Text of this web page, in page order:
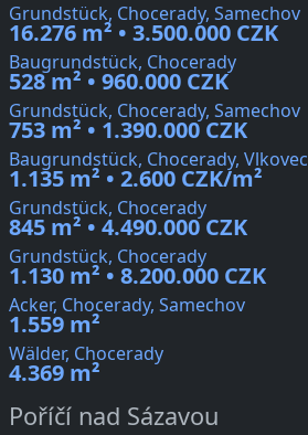
Grundstück, Chocerady, Samechov
16.276 m² • 3.500.000 CZK
Baugrundstück, Chocerady
528 m² • 960.000 CZK
Grundstück, Chocerady, Samechov
753 m² • 1.390.000 CZK
Baugrundstück, Chocerady, Vlkovec
1.135 m² • 2.600 CZK/m²
Grundstück, Chocerady
845 m² • 4.490.000 CZK
Grundstück, Chocerady
1.130 m² • 8.200.000 CZK
Acker, Chocerady, Samechov
1.559 m²
Wälder, Chocerady
4.369 m²
Poříčí nad Sázavou